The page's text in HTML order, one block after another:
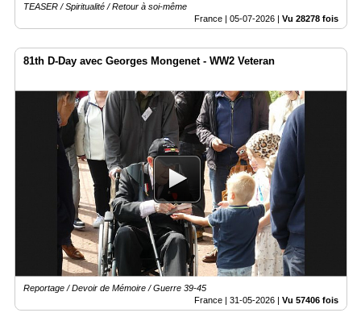
TEASER / Spiritualité / Retour à soi-même
France | 05-07-2026 | Vu 28278 fois
81th D-Day avec Georges Mongenet - WW2 Veteran
Reportage / Devoir de Mémoire / Guerre 39-45
France | 31-05-2026 Vu 57406 fois